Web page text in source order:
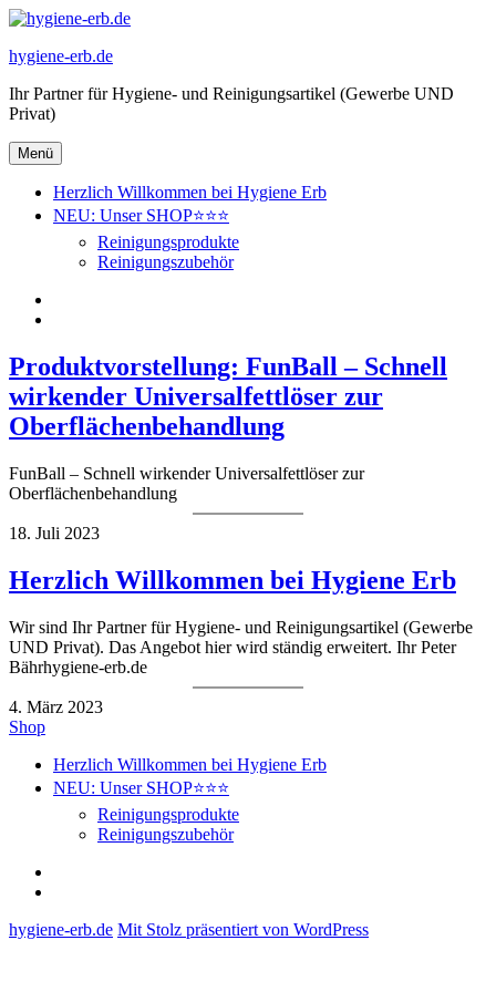
Zum
springen
hygiene-erb.de
Ihr Partner für Hygiene- und Reinigungsartikel (Gewerbe UND
Privat)
Menü
Herzlich Willkommen bei Hygiene Erb
NEU: Unser SHOP⭐⭐⭐
Reinigungsprodukte
Reinigungszubehör
Hygiene
Erb
SHOP⭐⭐⭐
Produktvorstellung: FunBall – Schnell
wirkender Universalfettlöser zur
Oberflächenbehandlung
FunBall – Schnell wirkender Universalfettlöser zur
Oberflächenbehandlung
18. Juli 2023
Herzlich Willkommen bei Hygiene Erb
Wir sind Ihr Partner für Hygiene- und Reinigungsartikel (Gewerbe
UND Privat). Das Angebot hier wird ständig erweitert. Ihr Peter
Bährhygiene-erb.de
4. März 2023
Shop
Herzlich Willkommen bei Hygiene Erb
NEU: Unser SHOP⭐⭐⭐
Reinigungsprodukte
Reinigungszubehör
Hygiene
SHOP⭐⭐⭐
hygiene-erb.de Mit Stolz präsentiert von WordPress